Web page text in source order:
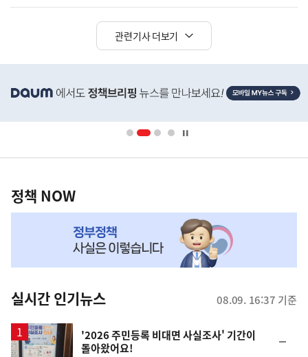
관련기사 더보기
단
영
책
NOW,
뉴
스
정책 NOW
실시간 인기뉴스 08.09. 16:37 기준
'2026 주민등록 비대면 사실조사' 기간이
돌아왔어요!